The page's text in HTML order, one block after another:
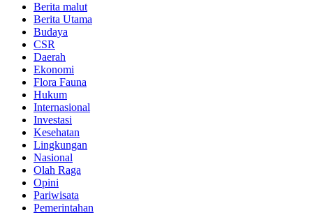
Berita malut
Berita Utama
Budaya
CSR
Daerah
Ekonomi
Flora Fauna
Hukum
Internasional
Investasi
Kesehatan
Lingkungan
Nasional
Olah Raga
Opini
Pariwisata
Pemerintahan